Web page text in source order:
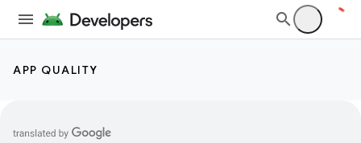
APP QUALITY